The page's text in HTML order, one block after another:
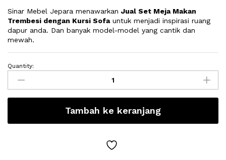
Sinar Mebel Jepara menawarkan Jual Set Meja Makan
Trembesi dengan Kursi Sofauntuk menjadi inspirasi ruang
dapur anda. Dan banyak model-model yang cantik dan
mewah.
Jual
Set
Meja
Makan
dengan
Quantity:
Tambah ke keranjang